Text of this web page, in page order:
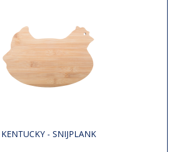
KENTUCKY - SNIJPLANK